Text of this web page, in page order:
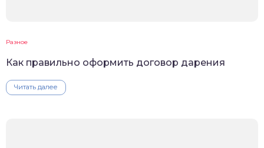
Разное
Как правильно оформить договор дарения
Читать далее